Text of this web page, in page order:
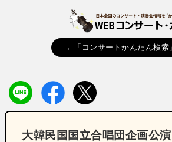
←「コンサートかんたん検索
大韓民国国立合唱団企画公